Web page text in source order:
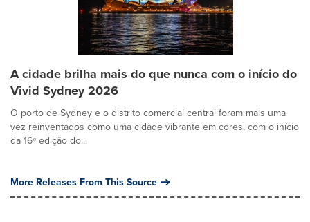
A cidade brilha mais do que nunca com o início do
Vivid Sydney 2026
O porto de Sydney e o distrito comercial central foram mais uma
vez reinventados como uma cidade vibrante em cores, com o início
da 16ª edição do...
More Releases From This Source